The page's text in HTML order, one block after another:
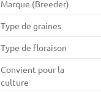
Marque (Breeder)
Type de graines
Type de floraison
Convient pour la
culture